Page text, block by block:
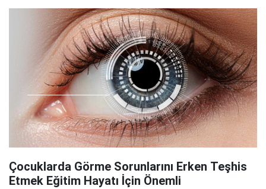
Çocuklarda Görme Sorunlarını Erken Teşhis
Etmek Eğitim Hayatı İçin Önemli